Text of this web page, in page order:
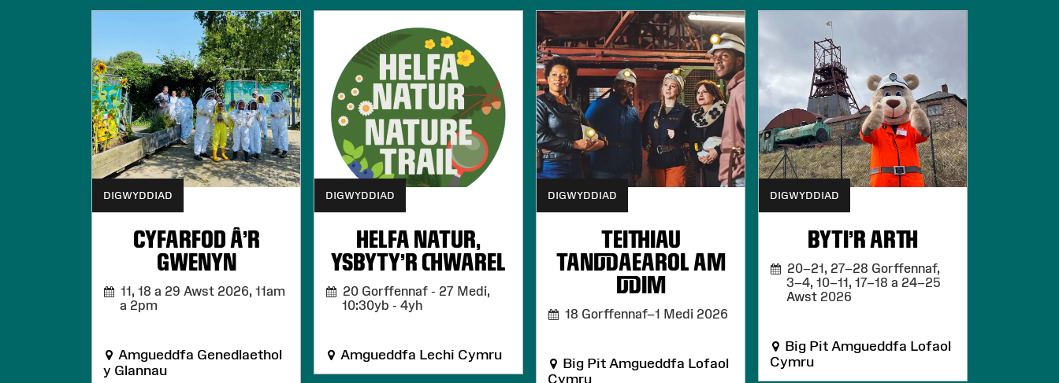
DIGWYDDIAD
CYFARFOD Â'R
GWENYN
11, 18 a 29 Awst 2026, 11am
a 2pm
Amgueddfa Genedlaethol
y Glannau
DIGWYDDIAD
HELFA NATUR,
YSBYTY'R CHWAREL
20 Gorffennaf - 27 Medi,
10:30yb - 4yh
Amgueddfa Lechi Cymru
DIGWYDDIAD
TEITHIAU
TANDDAEAROL AM
DDIM
18 Gorffennaf–1 Medi 2026
Big Pit Amgueddfa Lofaol
Cymru
DIGWYDDIAD
BYTI'R ARTH
20–21, 27–28 Gorffennaf,
3–4, 10–11, 17–18 a 24–25
Awst 2026
Big Pit Amgueddfa Lofaol
Cymru